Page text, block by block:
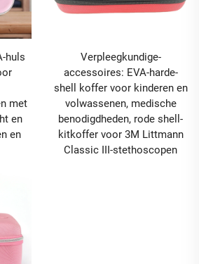
huls
met
en
en
Verpleegkundige-
accessoires: EVA-harde-
shell koffer voor kinderen en
volwassenen, medische
benodigdheden, rode shell-
kitkoffer voor 3M Littmann
Classic III-stethoscopen